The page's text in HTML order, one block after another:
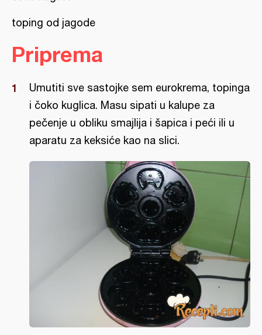
toping od jagode
Priprema
Umutiti sve sastojke sem eurokrema, topinga
i čoko kuglica. Masu sipati u kalupe za
pečenje u obliku smajlija i šapica i peći ili u
aparatu za keksiće kao na slici.